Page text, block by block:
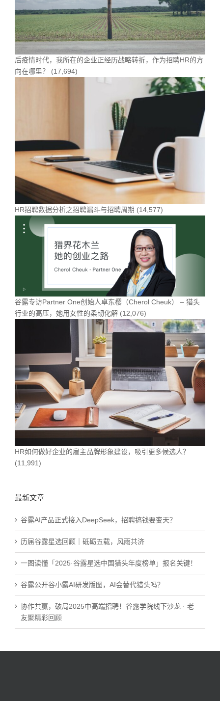
后疫情时代，我所在的企业正经历战略转折，作为招聘HR的方
向在哪里？
(17,694)
HR招聘数据分析之招聘漏斗与招聘周期 (14,577)
谷露专访Partner One创始人卓东樱（Cherol Cheuk） – 猎头
行业的高压，她用女性的柔韧化解 (12,076)
HR如何做好企业的雇主品牌形象建设，吸引更多候选人？
(11,991)
最新文章
谷露AI产品正式接入DeepSeek，招聘搞钱要变天？
历届谷露星选回顾｜砥砺五载，风雨共济
一图读懂「2025·谷露星选中国猎头年度榜单」报名关键！
谷露公开谷小露AI研发版图，AI会替代猎头吗？
协作共赢，破局2025中高端招聘！谷露学院线下沙龙 · 老
友聚精彩回顾